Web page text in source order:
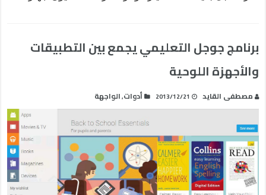
برنامج جوجل التعليمي يجمع بين التطبيقات
والأجهزة اللوحية
مصطفى القايد 2013/12/21 أدوات,الواجهة